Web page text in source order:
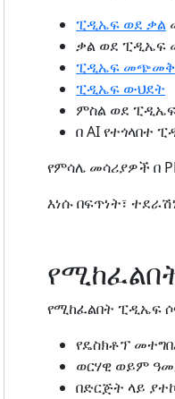
ፒዲኤፍ ወደ ቃል
ቃል ወደ ፒዲኤፍ
ፒዲኤፍ መጭመቅ
ፒዲኤፍ ውህደት
ምስል ወደ
በ AI የተጎላበተ
የምሳሌ መሳሪያዎች በ
እነሱ በፍጥነት፣
የሚከፈልበት ፒዲኤፍ
የዴስክቶፕ
ወርሃዊ ወይም
በድርጅት ላይ